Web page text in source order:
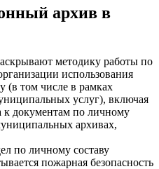
архив в
методику работы по
использования
(в том числе в рамках
услуг), включая
к документам по личному
архивах,
по личному составу
пожарная безопасность